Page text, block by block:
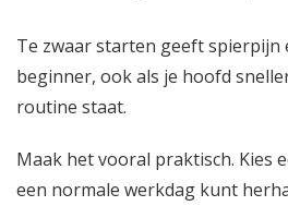
Te zwaar starten geeft spierpijn
beginner, ook als je hoofd
routine staat.
Maak het vooral praktisch. Kies
een normale werkdag kunt